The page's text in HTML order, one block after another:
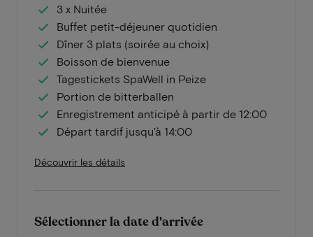
3 x Nuitée
Buffet petit-déjeuner quotidien
Dîner 3 plats (soirée au choix)
Boisson de bienvenue
Tagestickets SpaWell in Peize
Portion de bitterballen
Enregistrement anticipé à partir de 12:00
Départ tardif jusqu'à 14:00
Découvrir les détails
Sélectionner la date d'arrivée